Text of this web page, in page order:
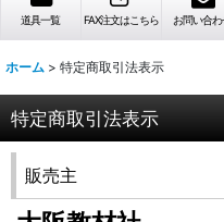
道具一覧 FAX注文はこちら お問い合わ
ホーム > 特定商取引法表示
特定商取引法表示
販売主